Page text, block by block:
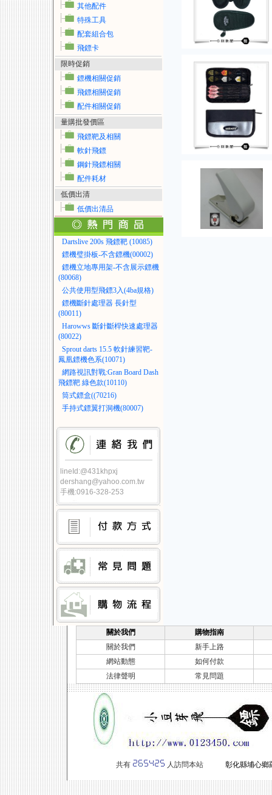
其他配件
特殊工具
配套組合包
飛鏢卡
限時促銷
鏢機相關促銷
飛鏢相關促銷
配件相關促銷
量購批發價區
飛鏢靶及相關
軟針飛鏢
鋼針飛鏢相關
配件耗材
低價出清
低價出清品
Dartslive 200s 飛鏢靶 (10085)
鏢機璧掛板-不含鏢機(00002)
鏢機立地專用架-不含展示鏢機
(80068)
公共使用型飛鏢3入(4ba規格)
鏢機斷針處理器 長針型
(80011)
Harowws 斷針斷桿快速處理器
(80022)
Sprout darts 15.5 軟針練習靶-
鳳凰鏢機色系(10071)
網路視訊對戰:Gran Board Dash
飛鏢靶 綠色款(10110)
筒式鏢盒((70216)
手持式鏢翼打洞機(80007)
lineId:@431khpxj
dershang@yahoo.com.tw
手機:0916-328-253
關於我們
購物指南
關於我們
新手上路
網站動態
如何付款
法律聲明
常見問題
共有 人訪問本站彰化縣埔心鄉羅厝